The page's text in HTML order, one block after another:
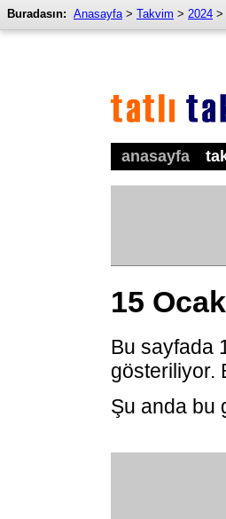
anasayfa
Buradasın: Anasayfa> Takvim > 2024 >
15
Bu sayfada
gösteriliyor.
Şu anda bu